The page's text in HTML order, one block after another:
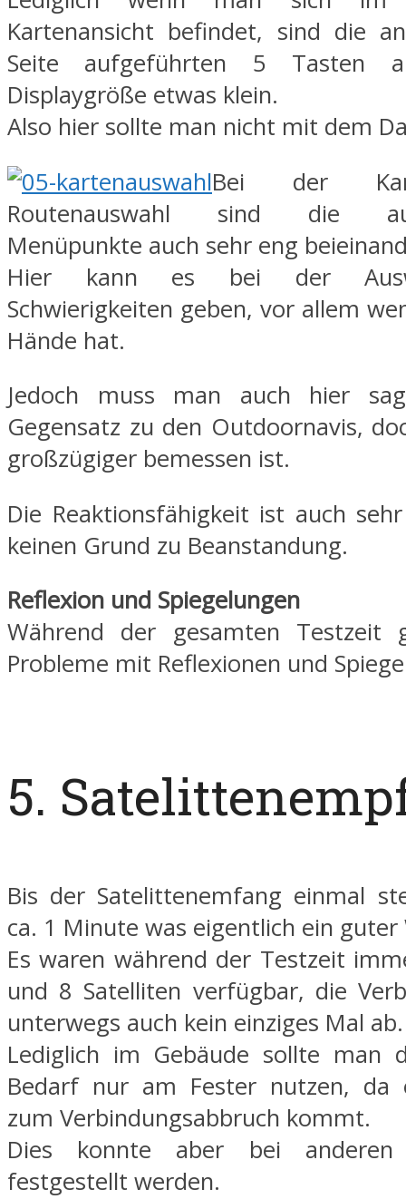
Kartenansicht befindet, sind die
Seite aufgeführten 5 Tasten
Displaygröße etwas klein.
Also hier sollte man nicht mit dem
Bei der
Routenauswahl sind die
Menüpunkte auch sehr eng
Hier kann es bei der
Schwierigkeiten geben, vor allem
Hände hat.
Jedoch muss man auch hier
Gegensatz zu den Outdoornavis,
großzügiger bemessen ist.
Die Reaktionsfähigkeit ist auch
keinen Grund zu Beanstandung.
Reflexion und Spiegelungen
Während der gesamten Testzeit
Probleme mit Reflexionen und
5.
Bis der Satelittenemfang einmal
ca. 1 Minute was eigentlich ein
Es waren während der Testzeit
und 8 Satelliten verfügbar, die
unterwegs auch kein einziges Mal ab.
Lediglich im Gebäude sollte man
Bedarf nur am Fester nutzen, da
zum Verbindungsabbruch kommt.
Dies konnte aber bei anderen
festgestellt werden.